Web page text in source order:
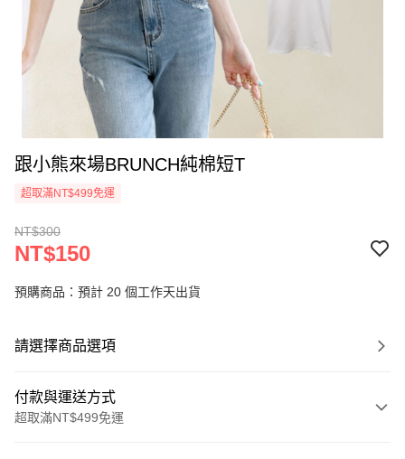
跟小熊來場BRUNCH純棉短T
超取滿NT$499免運
NT$300
NT$150
預購商品：預計 20 個工作天出貨
請選擇商品選項
付款與運送方式
超取滿NT$499免運